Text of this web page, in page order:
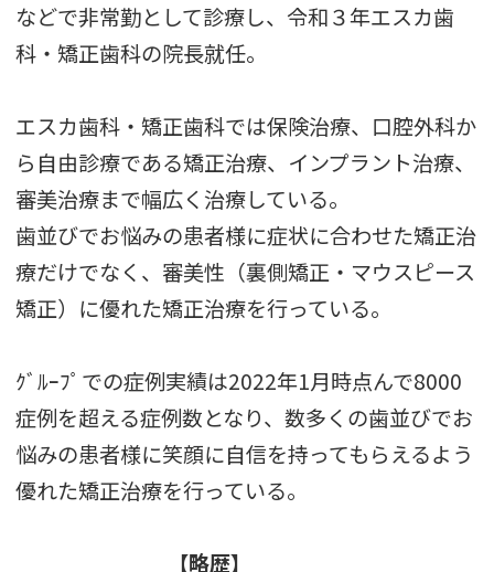
などで非常勤として診療し、令和３年エスカ歯
科・矯正歯科の院長就任。
エスカ歯科・矯正歯科では保険治療、口腔外科か
ら自由診療である矯正治療、インプラント治療、
審美治療まで幅広く治療している。
歯並びでお悩みの患者様に症状に合わせた矯正治
療だけでなく、審美性（裏側矯正・マウスピース
矯正）に優れた矯正治療を行っている。
ｸﾞﾙｰﾌﾟでの症例実績は2022年1月時点んで8000
症例を超える症例数となり、数多くの歯並びでお
悩みの患者様に笑顔に自信を持ってもらえるよう
優れた矯正治療を行っている。
【略歴】